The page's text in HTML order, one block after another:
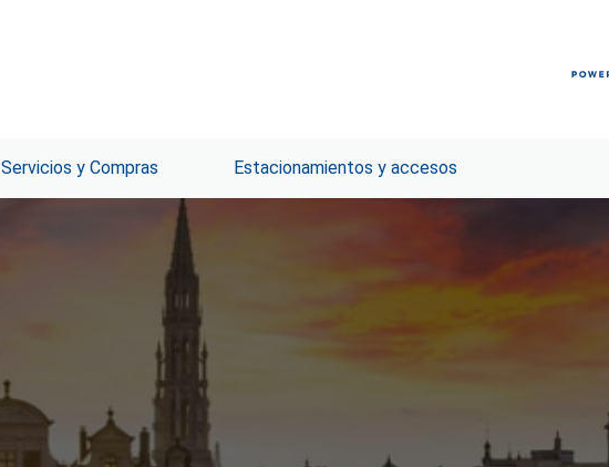
Servicios y Compras Estacionamientos y accesos